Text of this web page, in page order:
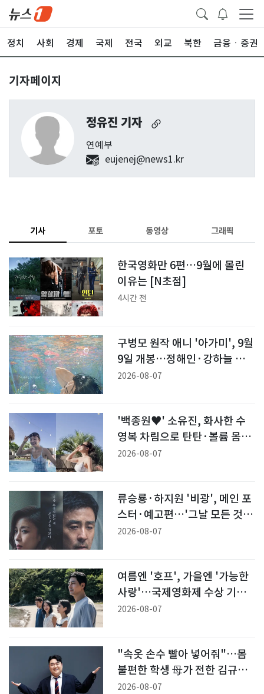
정치 사회 경제 국제 전국 외교 북한 금융ㆍ증권
기자페이지
정유진 기자
연예부
eujenej@news1.kr
기사 포토 동영상 그래픽
한국영화만 6편…9월에 몰린
이유는 [N초점]
4시간 전
구병모 원작 애니 '아가미', 9월
9일 개봉…정해인·강하늘 목
소리 연기
2026-08-07
'백종원♥' 소유진, 화사한 수
영복 차림으로 탄탄·볼륨 몸매
과시 [N샷]
2026-08-07
류승룡·하지원 '비광', 메인 포
스터·예고편…'그날 모든 것을
잃었다'
2026-08-07
여름엔 '호프', 가을엔 '가능한
사랑'…국제영화제 수상 기대
감 [N이슈]
2026-08-07
"속옷 손수 빨아 넣어줘"…몸
불편한 학생 母가 전한 김규원
공익 시절 미담
2026-08-07